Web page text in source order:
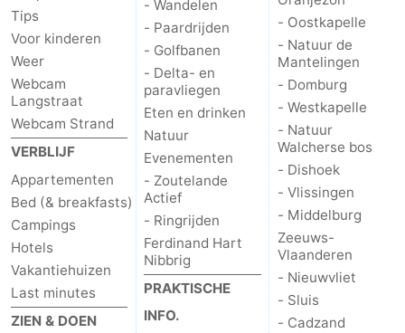
-
Parkeren
Reisboekenwinkel
Nieuws
Medische
adressen
Regio
Zeeland
Schouwen-
Duiveland
-
Tips
Voor kinderen
Weer
Webcam
Langstraat
Webcam Strand
VERBLIJF
Appartementen
Bed (& breakfasts)
Campings
Hotels
Vakantiehuizen
Last minutes
ZIEN & DOEN
- Wandelen
- Paardrijden
- Golfbanen
- Delta- en
paravliegen
Eten en drinken
Natuur
Evenementen
- Zoutelande
Actief
- Ringrijden
Ferdinand Hart
Nibbrig
PRAKTISCHE
INFO.
- Oostkapelle
- Natuur de
Mantelingen
- Domburg
- Westkapelle
- Natuur
Walcherse bos
- Dishoek
- Vlissingen
- Middelburg
Zeeuws-
Vlaanderen
- Nieuwvliet
- Sluis
- Cadzand